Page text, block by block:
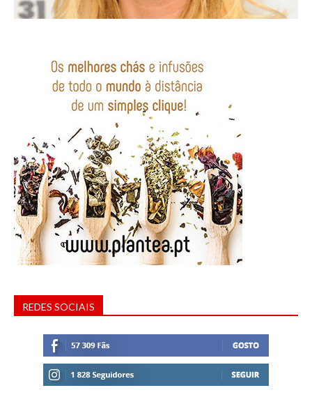
REDES SOCIAIS